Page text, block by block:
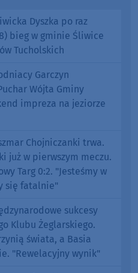
Dyszka po raz
bieg w gminie Śliwice
Tucholskich
Garczyn
Wójta Gminy
impreza na jeziorze
Chojniczanki trwa.
już w pierwszym meczu.
Targ 0:2. "Jesteśmy w
się fatalnie"
sukcesy
Klubu Żeglarskiego.
świata, a Basia
"Rewelacyjny wynik"